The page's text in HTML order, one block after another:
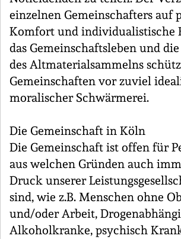
einzelnen Gemeinschafters auf
Komfort und individualistische
das Gemeinschaftsleben und
des Altmaterialsammelns
Gemeinschaften vor zuviel
moralischer Schwärmerei.
Die Gemeinschaft in Köln
Die Gemeinschaft ist offen für
aus welchen Gründen auch
Druck unserer
sind, wie z.B. Menschen ohne
und/oder Arbeit,
Alkoholkranke, psychisch